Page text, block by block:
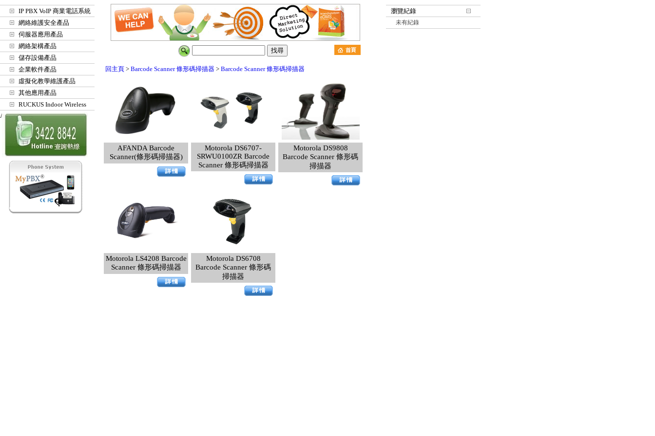
IP PBX VoIP 商業電話系統
網絡維護安全產品
伺服器應用產品
網絡架構產品
儲存設備產品
企業軟件產品
虛擬化教學維護產品
其他應用產品
RUCKUS Indoor Wireless
Access Points
回主頁 > Barcode Scanner 條形碼掃描器 > Barcode Scanner 條形碼掃描器
AFANDA Barcode
Scanner(條形碼掃描器)
Motorola DS6707-
SRWU0100ZR Barcode
Scanner 條形碼掃描器
Motorola DS9808
Barcode Scanner 條形碼
掃描器
Motorola LS4208 Barcode
Scanner 條形碼掃描器
Motorola DS6708
Barcode Scanner 條形碼
掃描器
瀏覽紀錄
未有紀錄